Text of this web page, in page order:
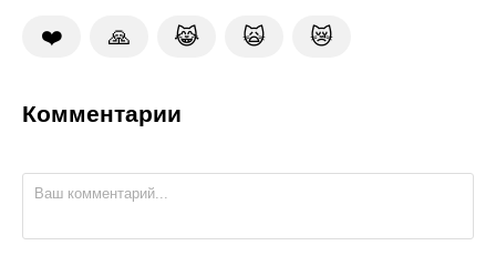
❤️ 🙏 😹 🙀 😿
Комментарии